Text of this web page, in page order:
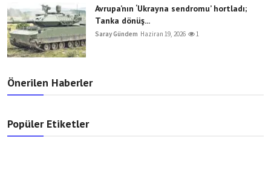
Avrupa’nın ‘Ukrayna sendromu’ hortladı;
Tanka dönüş...
Saray Gündem Haziran 19, 2026 1
Önerilen Haberler
Popüler Etiketler